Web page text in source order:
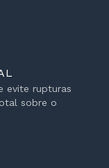
evite rupturas
sobre o